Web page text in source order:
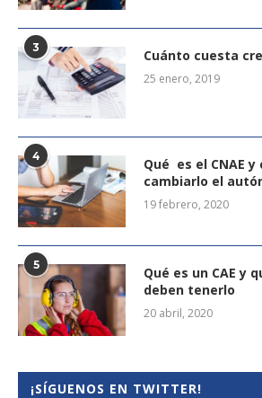
3 Cuánto cuesta
25 enero, 2019
4
Qué es el CNAE
cambiarlo el
19 febrero, 2020
5
Qué es un CAE y
deben tenerlo
20 abril, 2020
¡SÍGUENOS EN TWITTER!